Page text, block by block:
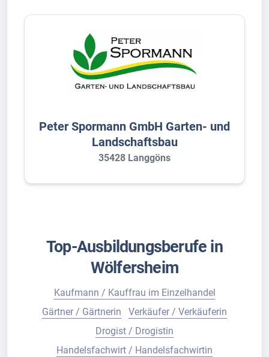
Peter Spormann GmbH Garten- und
Landschaftsbau
35428 Langgöns
Top-Ausbildungsberufe in
Wölfersheim
Kaufmann / Kauffrau im Einzelhandel
Gärtner / Gärtnerin
Verkäufer / Verkäuferin
Drogist / Drogistin
Handelsfachwirt / Handelsfachwirtin